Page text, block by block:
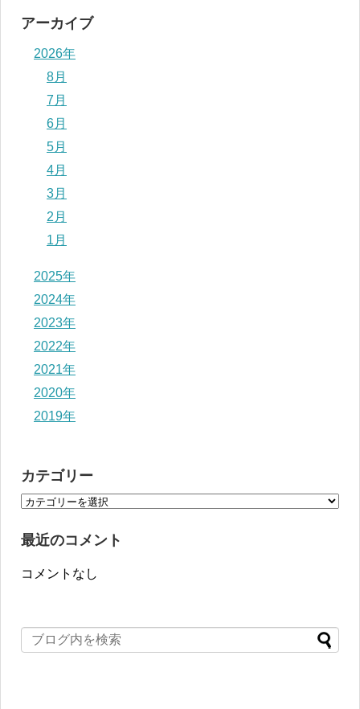
アーカイブ
2026年
8月
7月
6月
5月
4月
3月
2月
1月
2025年
2024年
2023年
2022年
2021年
2020年
2019年
カテゴリー
最近のコメント
コメントなし